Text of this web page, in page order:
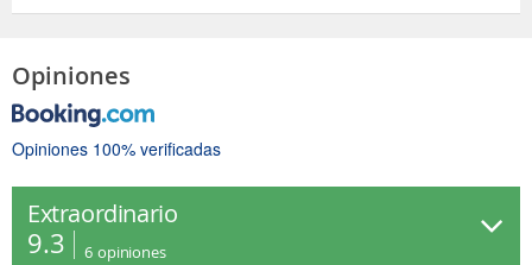
Opiniones
Opiniones 100% verificadas
Extraordinario
9.3 6 opiniones